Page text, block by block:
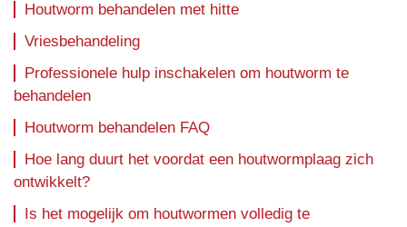
Houtworm behandelen met hitte
Vriesbehandeling
Professionele hulp inschakelen om houtworm te
behandelen
Houtworm behandelen FAQ
Hoe lang duurt het voordat een houtwormplaag zich
ontwikkelt?
Is het mogelijk om houtwormen volledig te